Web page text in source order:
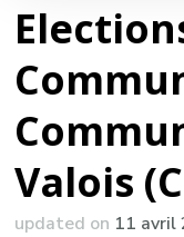
Valois
updated on 11 avril